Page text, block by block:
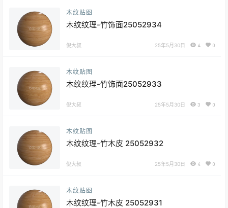
木纹贴图
木纹纹理-竹饰面25052934
倪大叔 25年5月30日 4 0
木纹贴图
木纹纹理-竹饰面25052933
倪大叔 25年5月30日 3 0
木纹贴图
木纹纹理-竹木皮 25052932
倪大叔 25年5月30日 4 0
木纹贴图
木纹纹理-竹木皮 25052931